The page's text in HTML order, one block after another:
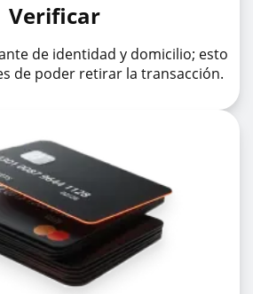
Verificar
de identidad y domicilio; esto
de poder retirar la transacción.